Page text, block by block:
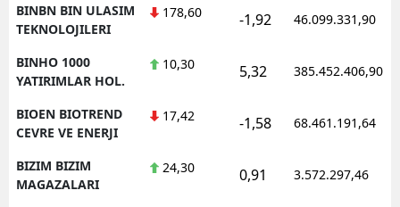
BINBN BIN ULASIM
TEKNOLOJILERI
178,60 -1,92 46.099.331,90
BINHO 1000
YATIRIMLAR HOL.
10,30 5,32 385.452.406,90
BIOEN BIOTREND
CEVRE VE ENERJI
17,42 -1,58 68.461.191,64
BIZIM BIZIM
MAGAZALARI
24,30 0,91 3.572.297,46